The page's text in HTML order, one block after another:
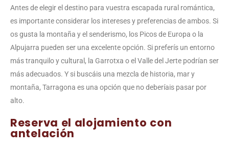
Antes de elegir el destino para vuestra escapada rural romántica,
es importante considerar los intereses y preferencias de ambos. Si
os gusta la montaña y el senderismo, los Picos de Europa o la
Alpujarra pueden ser una excelente opción. Si preferís un entorno
más tranquilo y cultural, la Garrotxa o el Valle del Jerte podrían ser
más adecuados. Y si buscáis una mezcla de historia, mar y
montaña, Tarragona es una opción que no deberíais pasar por
alto.
Reserva el alojamiento con
antelación